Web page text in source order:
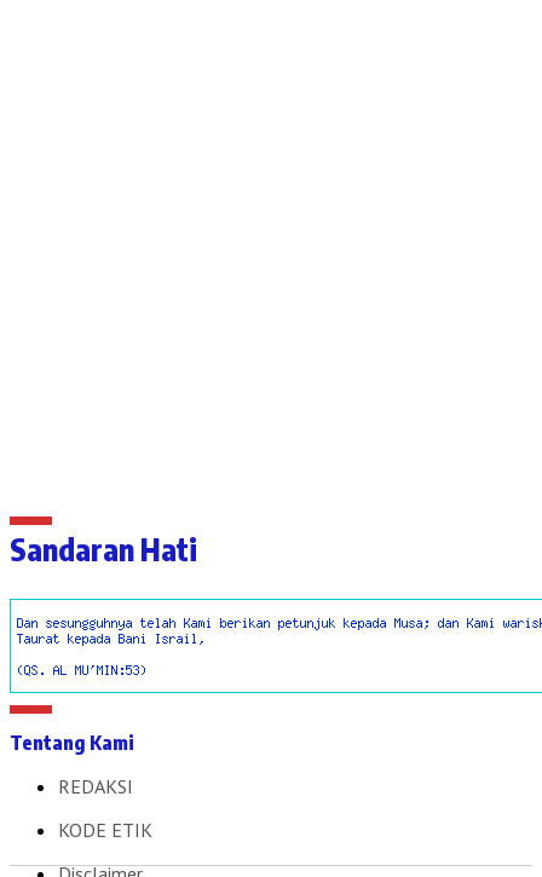
Sandaran Hati
Tentang Kami
REDAKSI
KODE ETIK